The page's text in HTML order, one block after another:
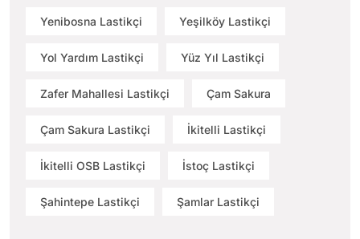
Yenibosna Lastikçi Yeşilköy Lastikçi
Yol Yardım Lastikçi Yüz Yıl Lastikçi
Zafer Mahallesi Lastikçi Çam Sakura
Çam Sakura Lastikçi İkitelli Lastikçi
İkitelli OSB Lastikçi İstoç Lastikçi
Şahintepe Lastikçi Şamlar Lastikçi